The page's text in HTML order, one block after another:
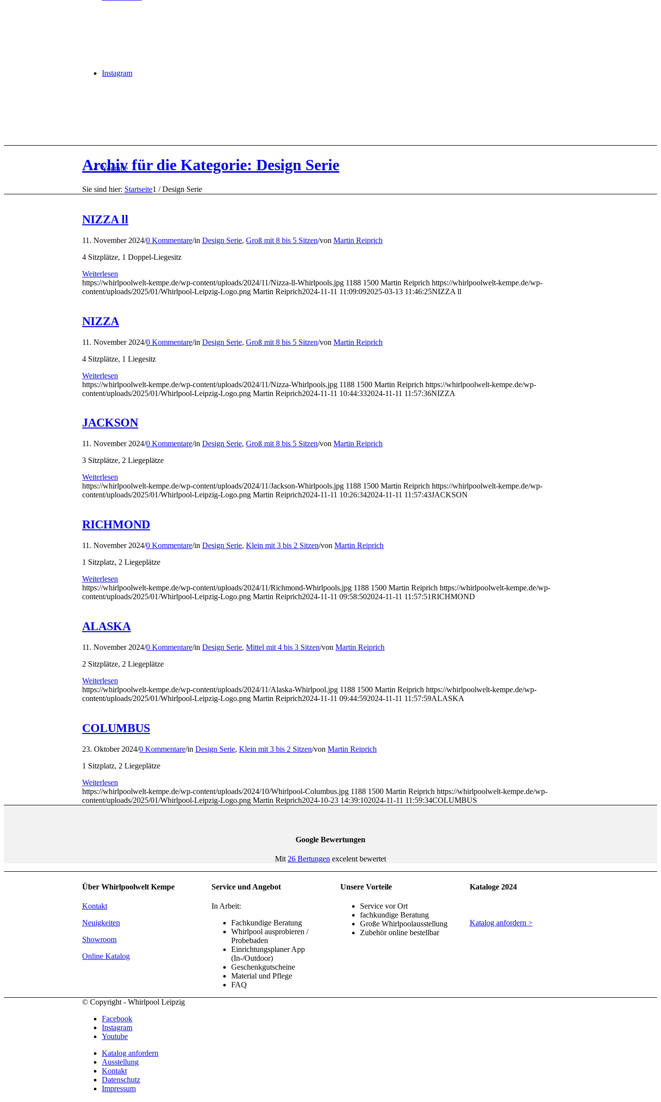
Instagram
Youtube
Archiv für die Kategorie: Design Serie
Sie sind hier: Startseite1 / Design Serie
NIZZA ll
11. November 2024/0 Kommentare/in Design Serie, Groß mit 8 bis 5 Sitzen/von Martin Reiprich
4 Sitzplätze, 1 Doppel-Liegesitz
Weiterlesen
https://whirlpoolwelt-kempe.de/wp-content/uploads/2024/11/Nizza-ll-Whirlpools.jpg 1188 1500 Martin Reiprich https://whirlpoolwelt-kempe.de/wp-
content/uploads/2025/01/Whirlpool-Leipzig-Logo.png Martin Reiprich2024-11-11 11:09:092025-03-13 11:46:25NIZZA ll
NIZZA
11. November 2024/0 Kommentare/in Design Serie, Groß mit 8 bis 5 Sitzen/von Martin Reiprich
4 Sitzplätze, 1 Liegesitz
Weiterlesen
https://whirlpoolwelt-kempe.de/wp-content/uploads/2024/11/Nizza-Whirlpools.jpg 1188 1500 Martin Reiprich https://whirlpoolwelt-kempe.de/wp-
content/uploads/2025/01/Whirlpool-Leipzig-Logo.png Martin Reiprich2024-11-11 10:44:332024-11-11 11:57:36NIZZA
JACKSON
11. November 2024/0 Kommentare/in Design Serie, Groß mit 8 bis 5 Sitzen/von Martin Reiprich
3 Sitzplätze, 2 Liegeplätze
Weiterlesen
https://whirlpoolwelt-kempe.de/wp-content/uploads/2024/11/Jackson-Whirlpools.jpg 1188 1500 Martin Reiprich https://whirlpoolwelt-kempe.de/wp-
content/uploads/2025/01/Whirlpool-Leipzig-Logo.png Martin Reiprich2024-11-11 10:26:342024-11-11 11:57:43JACKSON
RICHMOND
11. November 2024/0 Kommentare/in Design Serie, Klein mit 3 bis 2 Sitzen/von Martin Reiprich
1 Sitzplatz, 2 Liegeplätze
Weiterlesen
https://whirlpoolwelt-kempe.de/wp-content/uploads/2024/11/Richmond-Whirlpools.jpg 1188 1500 Martin Reiprich https://whirlpoolwelt-kempe.de/wp-
content/uploads/2025/01/Whirlpool-Leipzig-Logo.png Martin Reiprich2024-11-11 09:58:502024-11-11 11:57:51RICHMOND
ALASKA
11. November 2024/0 Kommentare/in Design Serie, Mittel mit 4 bis 3 Sitzen/von Martin Reiprich
2 Sitzplätze, 2 Liegeplätze
Weiterlesen
https://whirlpoolwelt-kempe.de/wp-content/uploads/2024/11/Alaska-Whirlpool.jpg 1188 1500 Martin Reiprich https://whirlpoolwelt-kempe.de/wp-
content/uploads/2025/01/Whirlpool-Leipzig-Logo.png Martin Reiprich2024-11-11 09:44:592024-11-11 11:57:59ALASKA
COLUMBUS
23. Oktober 2024/0 Kommentare/in Design Serie, Klein mit 3 bis 2 Sitzen/von Martin Reiprich
1 Sitzplatz, 2 Liegeplätze
Weiterlesen
https://whirlpoolwelt-kempe.de/wp-content/uploads/2024/10/Whirlpool-Columbus.jpg 1188 1500 Martin Reiprich https://whirlpoolwelt-kempe.de/wp-
content/uploads/2025/01/Whirlpool-Leipzig-Logo.png Martin Reiprich2024-10-23 14:39:102024-11-11 11:59:34COLUMBUS
Google Bewertungen
Mit 26 Bertungen excelent bewertet
Über Whirlpoolwelt Kempe
Kontakt
Neuigkeiten
Showroom
Online Katalog
Service und Angebot
In Arbeit:
Fachkundige Beratung
Whirlpool ausprobieren /
Probebaden
Einrichtungsplaner App
(In-/Outdoor)
Geschenkgutscheine
Material und Pflege
FAQ
Unsere Vorteile
Service vor Ort
fachkundige Beratung
Große Whirlpoolausstellung
Zubehör online bestellbar
Kataloge 2024
Katalog anfordern >
© Copyright - Whirlpool Leipzig
Facebook
Instagram
Youtube
Katalog anfordern
Ausstellung
Kontakt
Datenschutz
Impressum